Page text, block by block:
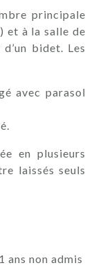
principale
et à la salle de
bidet. Les
avec parasol
en plusieurs
laissés seuls
ans non admis